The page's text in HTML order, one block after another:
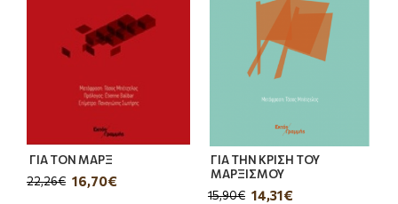
ΓΙΑ ΤΟΝ ΜΑΡΞ
16,70€
22,26€
ΓΙΑ ΤΗΝ ΚΡΙΣΗ ΤΟΥ
ΜΑΡΞΙΣΜΟΥ
14,31€
15,90€